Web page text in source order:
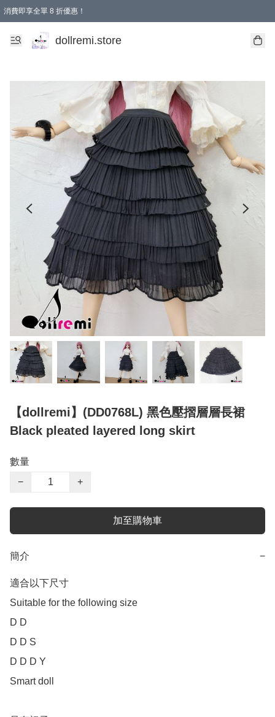
消費即享全單 8 折優惠！
購物滿 HKD 1500.00即享免運費優惠！（適用於 本地送貨、本地取貨、國際送貨 )
dollremi.store
【dollremi】(DD0768L) 黑色壓摺層層長裙
Black pleated layered long skirt
數量
−
+
加至購物車
簡介 −
適合以下尺寸
Suitable for the following size
D D
D D S
D D D Y
Smart doll